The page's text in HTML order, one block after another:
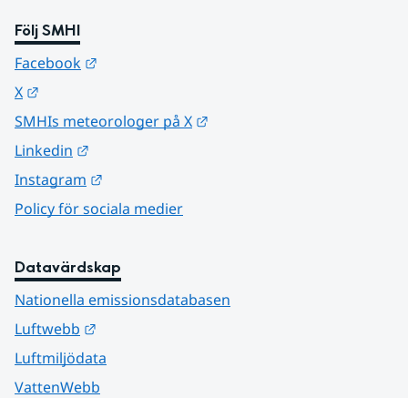
Följ SMHI
Facebook
X
SMHIs meteorologer på X
Linkedin
Instagram
Policy för sociala medier
Datavärdskap
Nationella emissionsdatabasen
Luftwebb
Luftmiljödata
VattenWebb